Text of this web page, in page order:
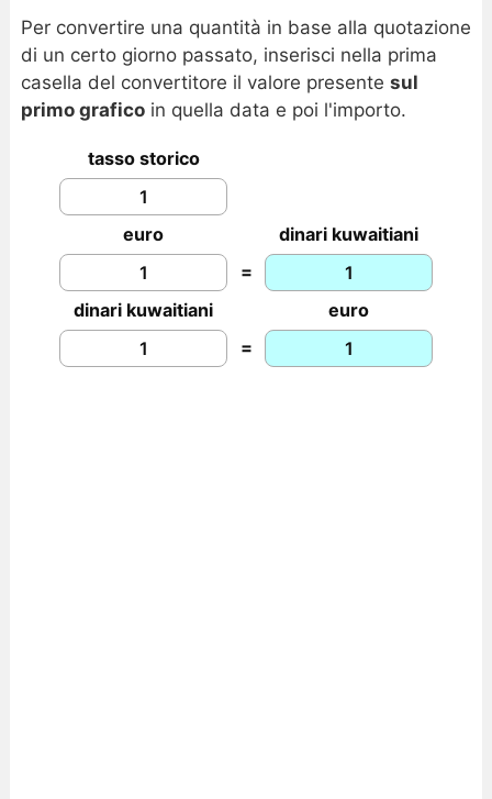
Per convertire una quantità in base alla quotazione
di un certo giorno passato, inserisci nella prima
casella del convertitore il valore presente sul
primo graficoin quella data e poi l'importo.
tasso storico
euro
dinari kuwaitiani
=
dinari kuwaitiani
euro
=